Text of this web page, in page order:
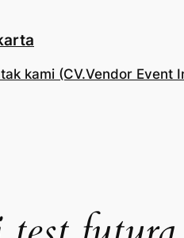
kami (CV.Vendor Event